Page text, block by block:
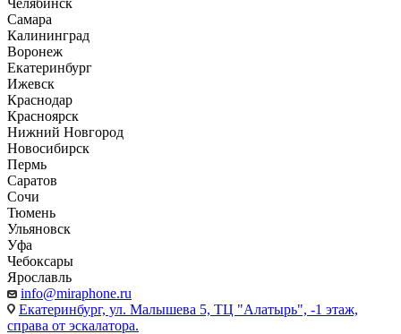
Челябинск
Самара
Калининград
Воронеж
Екатеринбург
Ижевск
Краснодар
Красноярск
Нижний Новгород
Новосибирск
Пермь
Саратов
Сочи
Тюмень
Ульяновск
Уфа
Чебоксары
Ярославль
info@miraphone.ru
Екатеринбург, ул. Малышева 5, ТЦ "Алатырь", -1 этаж,
справа от эскалатора.